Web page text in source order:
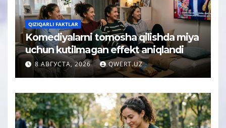
QIZIQARLI FAKTLAR
Komediyalarni tomosha qilishda miya
uchun kutilmagan effekt aniqlandi
8 АВГУСТА, 2026 QWERT.UZ